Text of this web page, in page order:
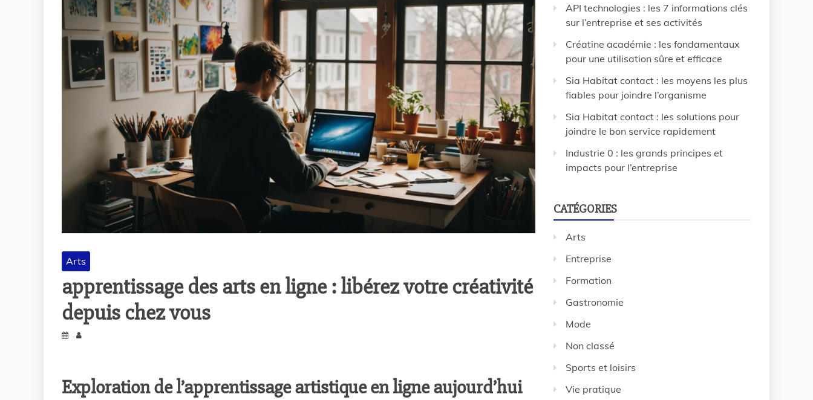
Arts
apprentissage des arts en ligne : libérez votre créativité
depuis chez vous
Exploration de l’apprentissage artistique en ligne aujourd’hui
API technologies : les 7 informations clés
sur l’entreprise et ses activités
Créatine académie : les fondamentaux
pour une utilisation sûre et efficace
Sia Habitat contact : les moyens les plus
fiables pour joindre l’organisme
Sia Habitat contact : les solutions pour
joindre le bon service rapidement
Industrie 0 : les grands principes et
impacts pour l’entreprise
CATÉGORIES
Arts
Entreprise
Formation
Gastronomie
Mode
Non classé
Sports et loisirs
Vie pratique